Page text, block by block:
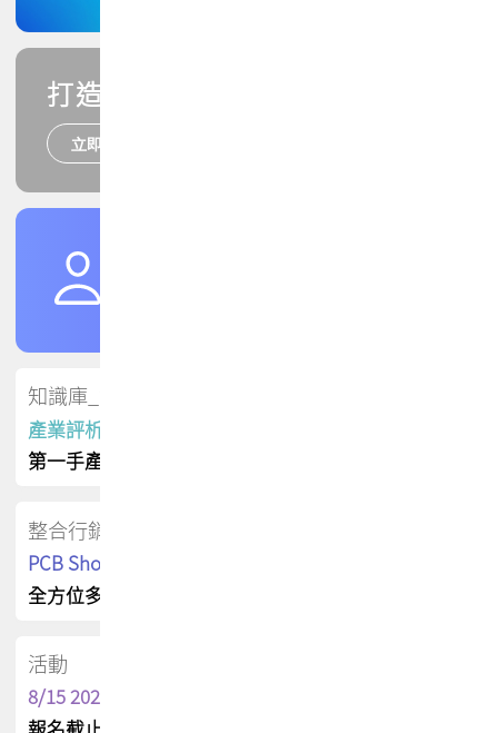
打造您的PCB專業技能
立即報名
知識庫_會員專屬
產業評析報告
第一手產業資訊
整合行銷
PCB Shop 採購指南
全方位多元曝光方案
活動
8/15 2026 TPCA健康盃保齡球聯誼賽